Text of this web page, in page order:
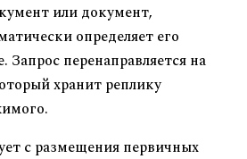
или документ,
определяет его
Запрос перенаправляется на
хранит реплику
с размещения первичных